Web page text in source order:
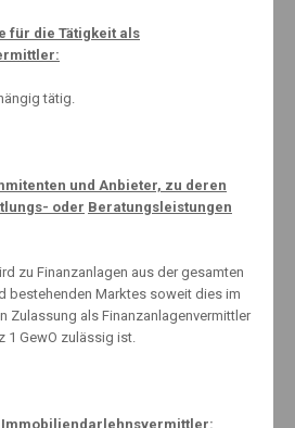
sparen, mit Kollegen fahren
(extern)
für die Tätigkeit als
tätig.
und Anbieter, zu deren
oder Beratungsleistungen
zu Finanzanlagen aus der gesamten
bestehenden Marktes soweit dies im
Zulassung als Finanzanlagenvermittler
1 GewO zulässig ist.